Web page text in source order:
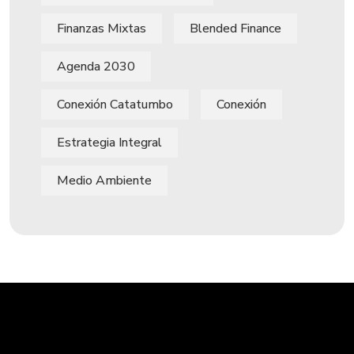
Finanzas Mixtas Blended Finance
Agenda 2030
Conexión Catatumbo Conexión
Estrategia Integral
Medio Ambiente